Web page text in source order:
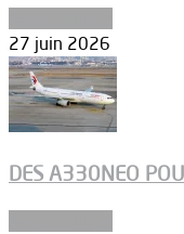
27 juin 2026
DES A330NEO